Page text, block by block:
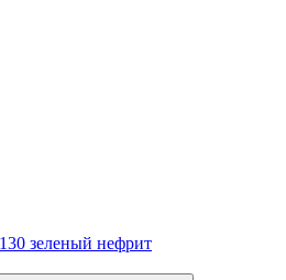
зеленый нефрит